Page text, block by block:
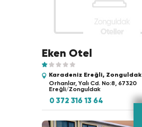
Eken Otel
Karadeniz Ereğli, Zonguldak
Orhanlar, Yalı Cd. No:8, 67320
Ereğli/Zonguldak
0 372 316 13 64